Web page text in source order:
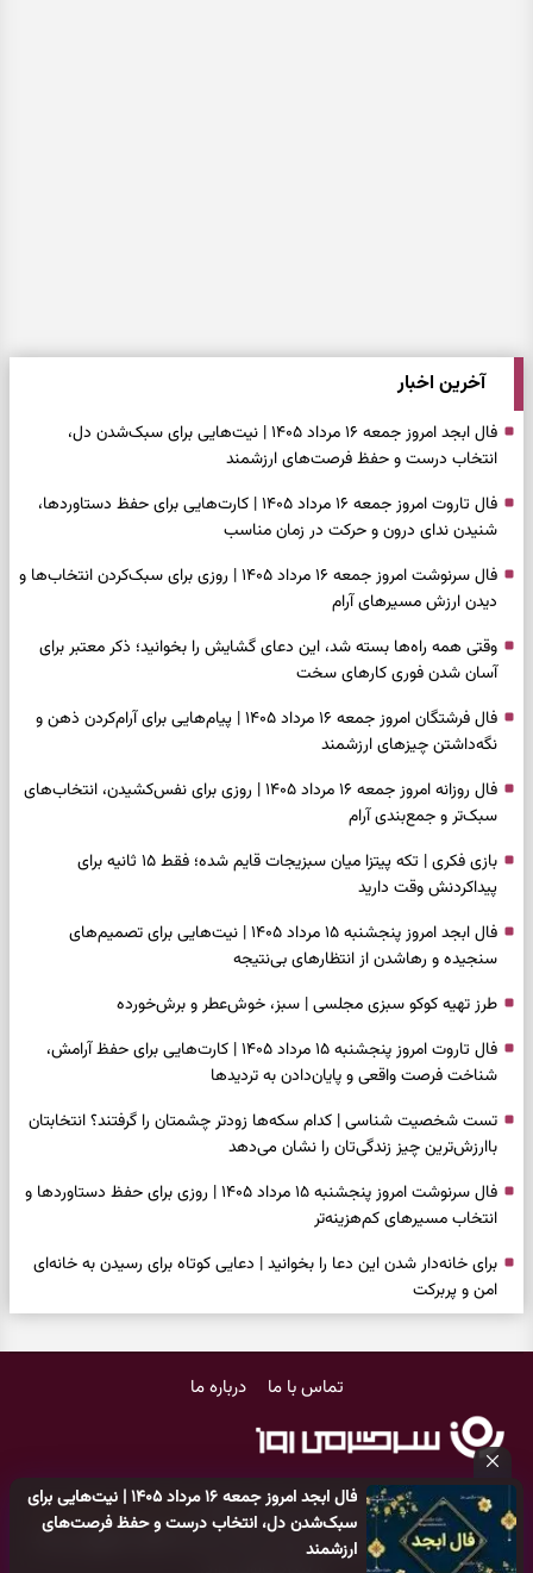
فال ابجد امروز جمعه ۱۶ مرداد ۱۴۰۵ | نیت‌هایی برای
سبک‌شدن دل، انتخاب درست و حفظ فرصت‌های
ارزشمند
آخرین اخبار
فال ابجد امروز جمعه ۱۶ مرداد ۱۴۰۵ | نیت‌هایی برای سبک‌شدن دل،
انتخاب درست و حفظ فرصت‌های ارزشمند
فال تاروت امروز جمعه ۱۶ مرداد ۱۴۰۵ | کارت‌هایی برای حفظ دستاوردها،
شنیدن ندای درون و حرکت در زمان مناسب
فال سرنوشت امروز جمعه ۱۶ مرداد ۱۴۰۵ | روزی برای سبک‌کردن انتخاب‌ها و
دیدن ارزش مسیرهای آرام
وقتی همه راه‌ها بسته شد، این دعای گشایش را بخوانید؛ ذکر معتبر برای
آسان شدن فوری کارهای سخت
فال فرشتگان امروز جمعه ۱۶ مرداد ۱۴۰۵ | پیام‌هایی برای آرام‌کردن ذهن و
نگه‌داشتن چیزهای ارزشمند
فال روزانه امروز جمعه ۱۶ مرداد ۱۴۰۵ | روزی برای نفس‌کشیدن، انتخاب‌های
سبک‌تر و جمع‌بندی آرام
بازی فکری | تکه پیتزا میان سبزیجات قایم شده؛ فقط ۱۵ ثانیه برای
پیداکردنش وقت دارید
فال ابجد امروز پنجشنبه ۱۵ مرداد ۱۴۰۵ | نیت‌هایی برای تصمیم‌های
سنجیده و رهاشدن از انتظارهای بی‌نتیجه
طرز تهیه کوکو سبزی مجلسی | سبز، خوش‌عطر و برش‌خورده
فال تاروت امروز پنجشنبه ۱۵ مرداد ۱۴۰۵ | کارت‌هایی برای حفظ آرامش،
شناخت فرصت واقعی و پایان‌دادن به تردیدها
تست شخصیت شناسی | کدام سکه‌ها زودتر چشمتان را گرفتند؟ انتخابتان
باارزش‌ترین چیز زندگی‌تان را نشان می‌دهد
فال سرنوشت امروز پنجشنبه ۱۵ مرداد ۱۴۰۵ | روزی برای حفظ دستاوردها و
انتخاب مسیرهای کم‌هزینه‌تر
برای خانه‌دار شدن این دعا را بخوانید | دعایی کوتاه برای رسیدن به خانه‌ای
امن و پربرکت
لذت‌بردن از نتیجه تلاش‌ها
انتخاب درست و آرام‌کردن دل
تماس با ما درباره ما
کلیه حقوق مادی و معنوی این سایت متعلق بهپایگاه خبری سرگرمی روز
می‌باشد و هر گونه کپی‌برداری توسط دیگر سایت‌ها
اکیدا ممنوع
می‌باشد